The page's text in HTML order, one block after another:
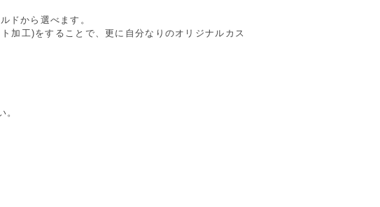
ドから選べます。
加工)をすることで、更に自分なりのオリジナルカス
。